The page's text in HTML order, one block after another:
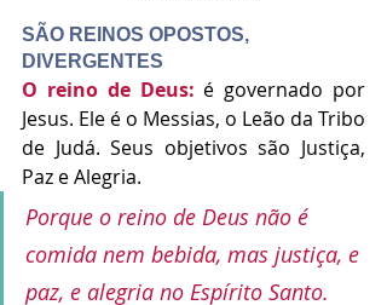
SÃO REINOS OPOSTOS,
DIVERGENTES
O reino de Deus: é governado por
Jesus. Ele é o Messias, o Leão da Tribo
de Judá. Seus objetivos são Justiça,
Paz e Alegria.
Porque o reino de Deus não é
comida nem bebida, mas justiça, e
paz, e alegria no Espírito Santo.